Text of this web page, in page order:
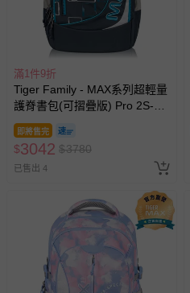
滿1件9折
Tiger Family - MAX系列超輕量
護脊書包(可摺疊版) Pro 2S-傳
奇之門
即將售完
$3042 $3780
已售出 4